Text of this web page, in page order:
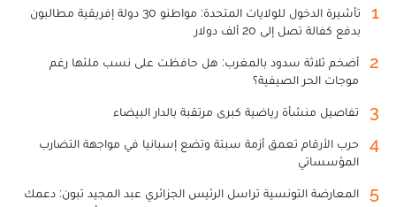
1
تأشيرة الدخول للولايات المتحدة: مواطنو 30 دولة إفريقية مطالبون
بدفع كفالة تصل إلى 20 ألف دولار
2
أضخم ثلاثة سدود بالمغرب: هل حافظت على نسب ملئها رغم
موجات الحر الصيفية؟
3 تفاصيل منشأة رياضية كبرى مرتقبة بالدار البيضاء
4
حرب الأرقام تعمق أزمة سبتة وتضع إسبانيا في مواجهة التضارب
المؤسساتي
5
المعارضة التونسية تراسل الرئيس الجزائري عبد المجيد تبون: دعمك